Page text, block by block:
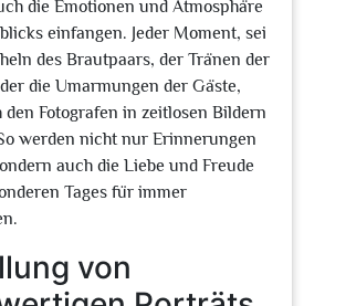
die Emotionen und Atmosphäre
einfangen. Jeder Moment, sei
des Brautpaars, der Tränen der
die Umarmungen der Gäste,
Fotografen in zeitlosen Bildern
werden nicht nur Erinnerungen
auch die Liebe und Freude
Tages für immer
von